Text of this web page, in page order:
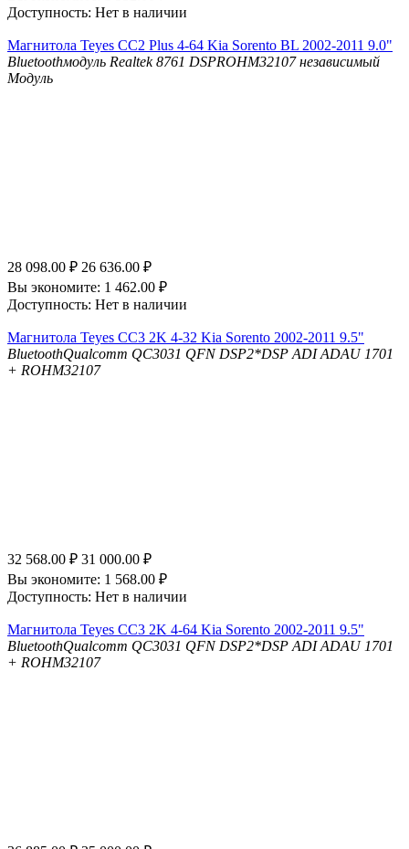
Доступность: Нет в наличии
Магнитола Teyes CC2 Plus 4-64 Kia Sorento BL 2002-2011 9.0"
Bluetoothмодуль Realtek 8761 DSPROHM32107 независимый
Модуль
28 098.00 ₽ 26 636.00 ₽
Вы экономите: 1 462.00 ₽
Доступность: Нет в наличии
Магнитола Teyes CC3 2K 4-32 Kia Sorento 2002-2011 9.5"
BluetoothQualcomm QC3031 QFN DSP2*DSP ADI ADAU 1701
+ ROHM32107
32 568.00 ₽ 31 000.00 ₽
Вы экономите: 1 568.00 ₽
Доступность: Нет в наличии
Магнитола Teyes CC3 2K 4-64 Kia Sorento 2002-2011 9.5"
BluetoothQualcomm QC3031 QFN DSP2*DSP ADI ADAU 1701
+ ROHM32107